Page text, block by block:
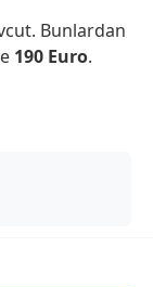
Bunlardan
190 Euro.